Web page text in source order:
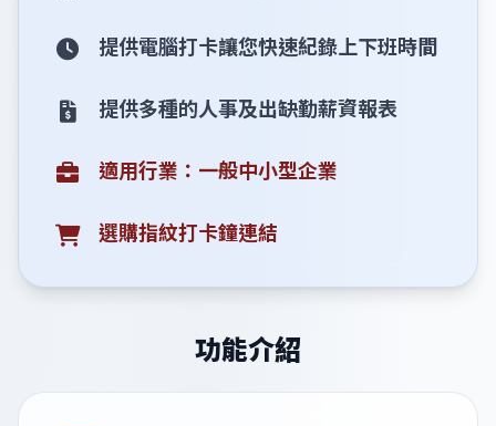
提供電腦打卡讓您快速紀錄上下班時間
提供多種的人事及出缺勤薪資報表
適用行業：一般中小型企業
選購指紋打卡鐘連結
功能介紹